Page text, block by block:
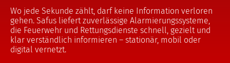
Wo jede Sekunde zählt, darf keine Information verloren
gehen. Safus liefert zuverlässige Alarmierungssysteme,
die Feuerwehr und Rettungsdienste schnell, gezielt und
klar verständlich informieren – stationär, mobil oder
digital vernetzt.